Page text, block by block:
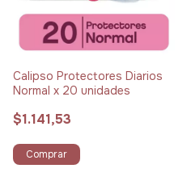
Calipso Protectores Diarios
Normal x 20 unidades
$1.141,53
Comprar